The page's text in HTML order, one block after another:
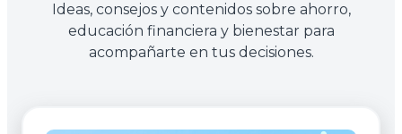
Ideas, consejos y contenidos sobre ahorro,
educación financiera y bienestar para
acompañarte en tus decisiones.